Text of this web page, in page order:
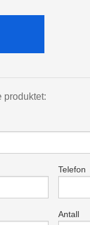
produktet:
Telefon
Antall